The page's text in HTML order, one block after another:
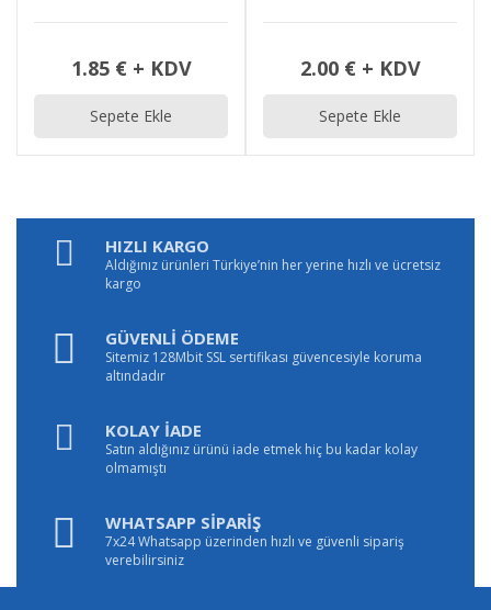
1.85 € + KDV
Sepete Ekle
2.00 € + KDV
Sepete Ekle
HIZLI KARGO
Aldığınız ürünleri Türkiye’nin her yerine hızlı ve ücretsiz
kargo
GÜVENLİ ÖDEME
Sitemiz 128Mbit SSL sertifikası güvencesiyle koruma
altındadır
KOLAY İADE
Satın aldığınız ürünü iade etmek hiç bu kadar kolay
olmamıştı
WHATSAPP SİPARİŞ
7x24 Whatsapp üzerinden hızlı ve güvenli sipariş
verebilirsiniz